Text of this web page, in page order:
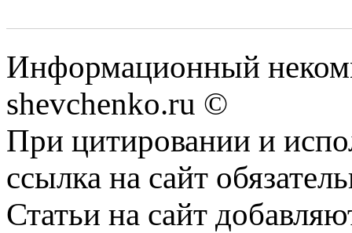
Информационный
shevchenko.ru ©
При цитировании и
ссылка на сайт
Статьи на сайт